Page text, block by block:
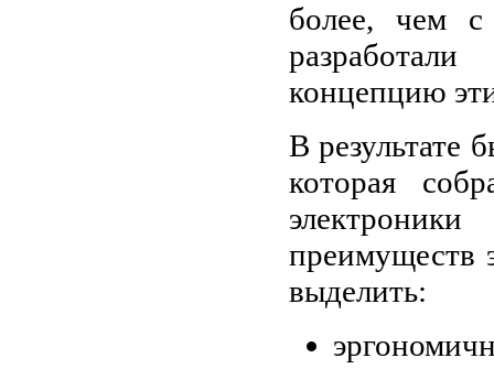
более, чем
концепцию
В результате
которая
преимуществ
выделить: